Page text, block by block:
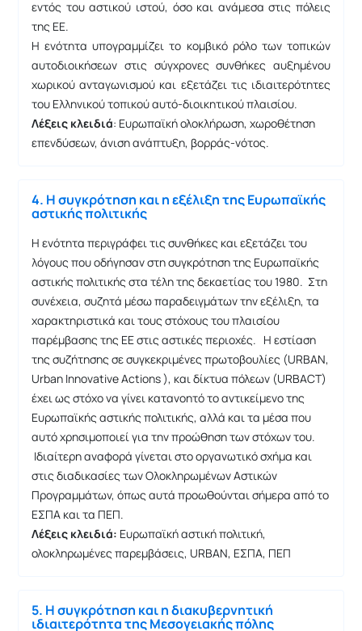
εντός του αστικού ιστού, όσο και ανάμεσα στις πόλεις
της ΕΕ.
Η ενότητα υπογραμμίζει το κομβικό ρόλο των τοπικών
αυτοδιοικήσεων στις σύγχρονες συνθήκες αυξημένου
χωρικού ανταγωνισμού και εξετάζει τις ιδιαιτερότητες
του Ελληνικού τοπικού αυτό-διοικητικού πλαισίου.
Λέξεις κλειδιά: Ευρωπαϊκή ολοκλήρωση, χωροθέτηση
επενδύσεων, άνιση ανάπτυξη, βορράς-νότος.
4. Η συγκρότηση και η εξέλιξη της Ευρωπαϊκής
αστικής πολιτικής
Η ενότητα περιγράφει τις συνθήκες και εξετάζει του
λόγους που οδήγησαν στη συγκρότηση της Ευρωπαϊκής
αστικής πολιτικής στα τέλη της δεκαετίας του 1980. Στη
συνέχεια, συζητά μέσω παραδειγμάτων την εξέλιξη, τα
χαρακτηριστικά και τους στόχους του πλαισίου
παρέμβασης της ΕΕ στις αστικές περιοχές. Η εστίαση
της συζήτησης σε συγκεκριμένες πρωτοβουλίες (URBAN,
Urban Innovative Actions ), και δίκτυα πόλεων (URBACT)
έχει ως στόχο να γίνει κατανοητό το αντικείμενο της
Ευρωπαϊκής αστικής πολιτικής, αλλά και τα μέσα που
αυτό χρησιμοποιεί για την προώθηση των στόχων του.
Ιδιαίτερη αναφορά γίνεται στο οργανωτικό σχήμα και
στις διαδικασίες των Ολοκληρωμένων Αστικών
Προγραμμάτων, όπως αυτά προωθούνται σήμερα από το
ΕΣΠΑ και τα ΠΕΠ.
Λέξεις κλειδιά: Ευρωπαϊκή αστική πολιτική,
ολοκληρωμένες παρεμβάσεις, URBAN, ΕΣΠΑ, ΠΕΠ
5. Η συγκρότηση και η διακυβερνητική
ιδιαιτερότητα της Μεσογειακής πόλης